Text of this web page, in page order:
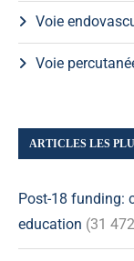
Voie
Voie
ARTICLES LES
Post-18 funding:
education (31